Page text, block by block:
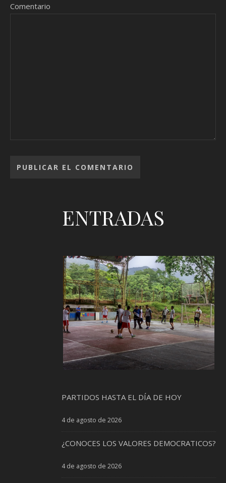
Comentario
ENTRADAS
PARTIDOS HASTA EL DÍA DE HOY
4 de agosto de 2026
¿CONOCES LOS VALORES DEMOCRATICOS?
4 de agosto de 2026